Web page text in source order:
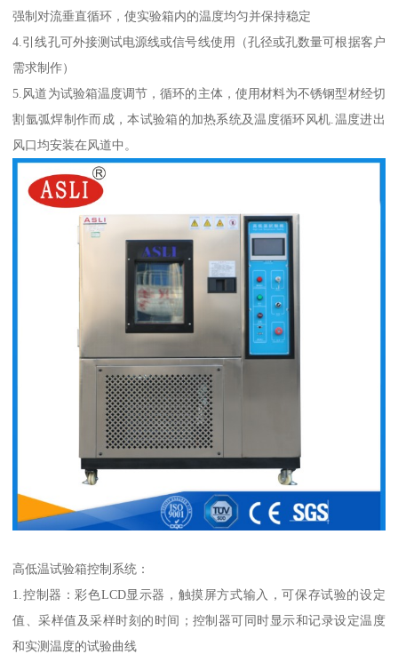
强制对流垂直循环，使实验箱内的温度均匀并保持稳定
4.引线孔可外接测试电源线或信号线使用（孔径或孔数量可根据客户
需求制作）
5.风道为试验箱温度调节，循环的主体，使用材料为不锈钢型材经切
割氩弧焊制作而成，本试验箱的加热系统及温度循环风机.温度进出
风口均安装在风道中。
高低温试验箱控制系统：
1.控制器：彩色LCD显示器，触摸屏方式输入，可保存试验的设定
值、采样值及采样时刻的时间；控制器可同时显示和记录设定温度
和实测温度的试验曲线